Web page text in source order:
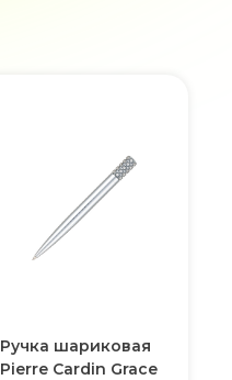
Ручка шариковая
Pierre Cardin Grace